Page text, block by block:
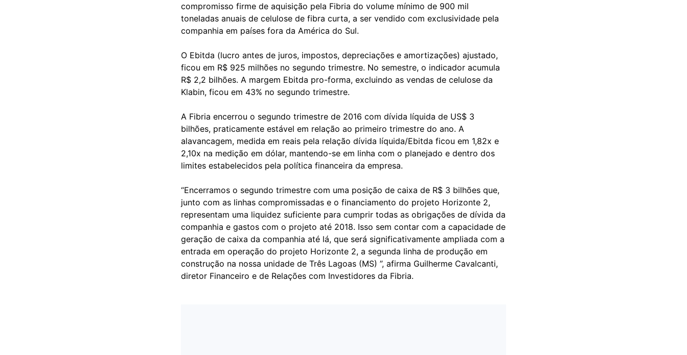
compromisso firme de aquisição pela Fibria do volume mínimo de 900 mil
toneladas anuais de celulose de fibra curta, a ser vendido com exclusividade pela
companhia em países fora da América do Sul.
O Ebitda (lucro antes de juros, impostos, depreciações e amortizações) ajustado,
ficou em R$ 925 milhões no segundo trimestre. No semestre, o indicador acumula
R$ 2,2 bilhões. A margem Ebitda pro-forma, excluindo as vendas de celulose da
Klabin, ficou em 43% no segundo trimestre.
A Fibria encerrou o segundo trimestre de 2016 com dívida líquida de US$ 3
bilhões, praticamente estável em relação ao primeiro trimestre do ano. A
alavancagem, medida em reais pela relação dívida líquida/Ebitda ficou em 1,82x e
2,10x na medição em dólar, mantendo-se em linha com o planejado e dentro dos
limites estabelecidos pela política financeira da empresa.
“Encerramos o segundo trimestre com uma posição de caixa de R$ 3 bilhões que,
junto com as linhas compromissadas e o financiamento do projeto Horizonte 2,
representam uma liquidez suficiente para cumprir todas as obrigações de dívida da
companhia e gastos com o projeto até 2018. Isso sem contar com a capacidade de
geração de caixa da companhia até lá, que será significativamente ampliada com a
entrada em operação do projeto Horizonte 2, a segunda linha de produção em
construção na nossa unidade de Três Lagoas (MS) ”, afirma Guilherme Cavalcanti,
diretor Financeiro e de Relações com Investidores da Fibria.